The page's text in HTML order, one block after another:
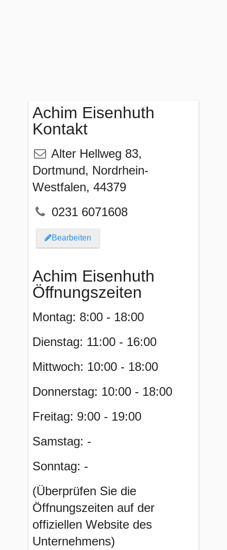
Achim Eisenhuth
Kontakt
Alter Hellweg 83,
Dortmund, Nordrhein-
Westfalen, 44379
0231 6071608
Bearbeiten
Achim Eisenhuth
Öffnungszeiten
Montag: 8:00 - 18:00
Dienstag: 11:00 - 16:00
Mittwoch: 10:00 - 18:00
Donnerstag: 10:00 - 18:00
Freitag: 9:00 - 19:00
Samstag: -
Sonntag: -
(Überprüfen Sie die
Öffnungszeiten auf der
offiziellen Website des
Unternehmens)